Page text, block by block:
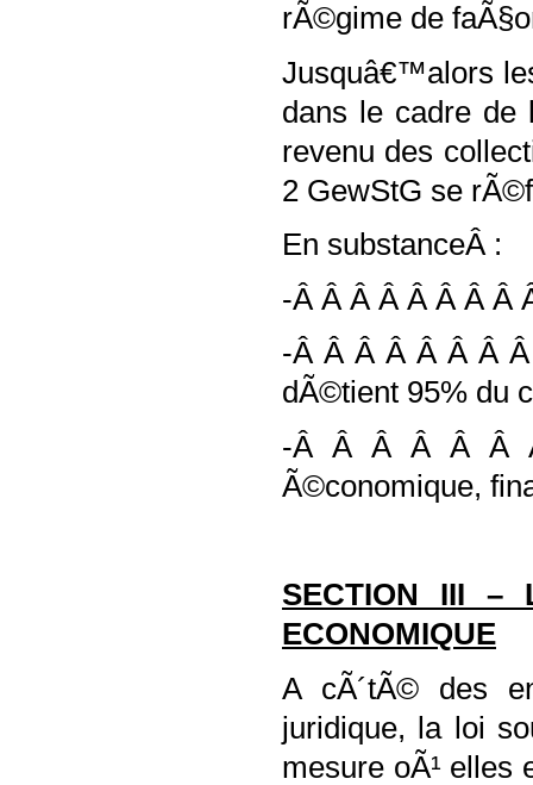
rÃ©gime de
Jusquâ€™alors
dans le cadre de
revenu des
2 GewStG se
En substanceÂ :
-Â Â Â Â Â Â Â
-Â Â Â Â Â Â Â
dÃ©tient 95% du
-Â Â Â Â Â Â
Ã©conomique,
SECTION III –
ECONOMIQUE
A cÃ´tÃ© des
juridique, la loi
mesure oÃ¹ elles